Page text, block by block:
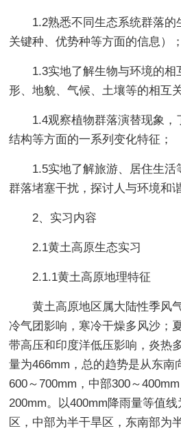
1.2熟悉不同生态系统群落的
关键种、优势种等方面的信息）；
1.3实地了解生物与环境的
形、地貌、气候、土壤等的相互
1.4观察植物群落演替现象，
结构等方面的一系列变化特征；
1.5实地了解旅游、居住生
群落堵塞干扰，探讨人与环境和
2、实习内容
2.1黄土高原生态实习
2.1.1黄土高原地理特征
黄土高原地区属大陆性季风
冷气团影响，寒冷干燥多风沙；
带高压和印度洋低压影响，炎热
量为466mm，总的趋势是从东南
600～700mm，中部300～
200mm。以400mm降雨量等值
区，中部为半干旱区，东南部为